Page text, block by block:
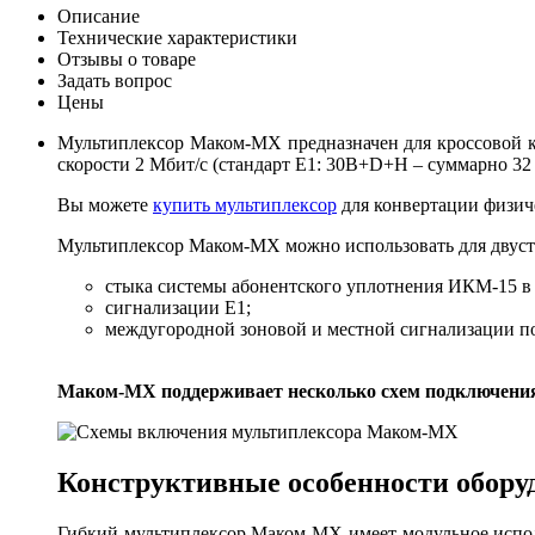
Описание
Технические характеристики
Отзывы о товаре
Задать вопрос
Цены
Мультиплексор Маком-МХ предназначен для
скорости 2 Мбит/с (стандарт E1: 30B+D+H – суммарно
Вы можете купить мультиплексор для конвертации
Мультиплексор Маком-MX можно использовать для
стыка системы абонентского уплотнения ИКМ-15 в
сигнализации E1;
междугородной зоновой и местной
Маком-MX поддерживает несколько схем
Конструктивные особенности